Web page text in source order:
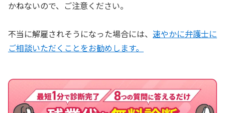
かねないので、ご注意ください。
不当に解雇されそうになった場合には、 速やかに弁護士に
ご相談いただくことをお勧めします。